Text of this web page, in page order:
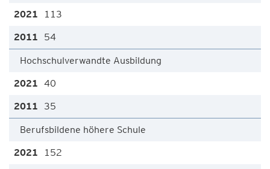
113
54
Hochschulverwandte Ausbildung
40
35
Berufsbildene höhere Schule
152